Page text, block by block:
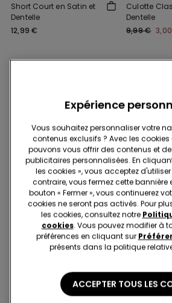
Short Court en Satin et
Dentelle
12,99 €
Culotte
Dentelle
9,99 €
Compléter la promotion3 articles
Dentelle recyclée
-47%
3 articles soldés, -70 %
Soutien-gorge Triangle
Dentelle Recyclée
9,00 €-47%
Dentelle
-47%
Soutien-
Dentelle
Lisbon
16,99 €
Expérience
Vous souhaitez personnaliser votre
contenus exclusifs ? Avec les
pouvons vous offrir des contenus et
publicitaires personnalisées. En
les cookies », vous acceptez
contraire, vous fermez cette bannière
bouton « Fermer », vous continuerez
cookies ne seront pas activés. Pour
les cookies, consultez notre
cookies. Vous pouvez modifier à
préférences en cliquant sur
présents dans la politique
ACCEPTER TOUS LES